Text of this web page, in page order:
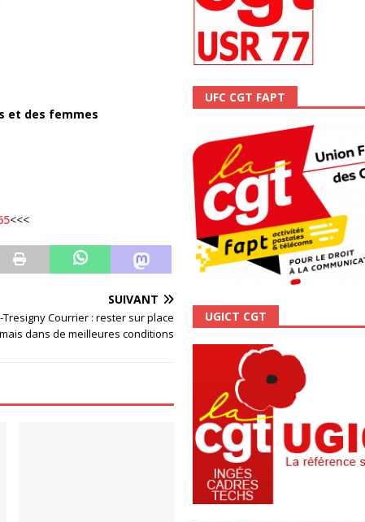
et des femmes
<<<
SUIVANT
Courrier : rester sur place
mais dans de meilleures conditions
UFC CGT FAPT
UGICT CGT